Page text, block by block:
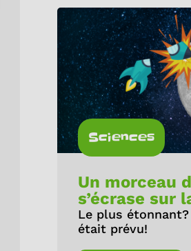
Sciences
Un morceau
s’écrase sur
Le plus
était prévu!